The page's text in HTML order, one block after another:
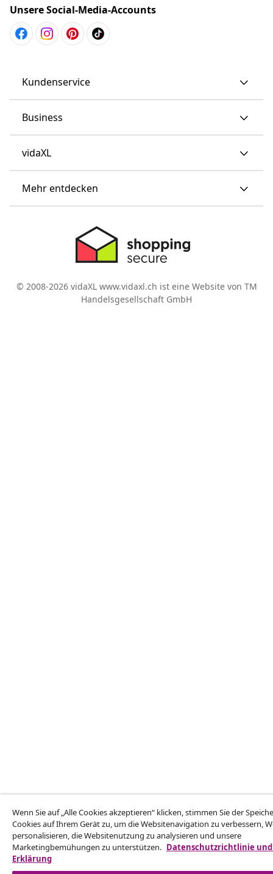
Unsere Social-Media-Accounts
Kundenservice
Business
vidaXL
Mehr entdecken
© 2008-2026 vidaXL www.vidaxl.ch ist eine Website von TM
Handelsgesellschaft GmbH
Wenn Sie auf „Alle Cookies akzeptieren“ klicken, stimmen Sie der
Cookies auf Ihrem Gerät zu, um die Websitenavigation zu verbessern,
personalisieren, die Websitenutzung zu analysieren und unsere
Marketingbemühungen zu unterstützen. Datenschutzrichtlinie und
Erklärung